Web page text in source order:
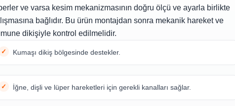
ve varsa kesim mekanizmasının doğru ölçü ve ayarla birlikte
bağlıdır. Bu ürün montajdan sonra mekanik hareket ve
dikişiyle kontrol edilmelidir.
Kumaşı dikiş bölgesinde destekler.
İğne, dişli ve lüper hareketleri için gerekli kanalları sağlar.